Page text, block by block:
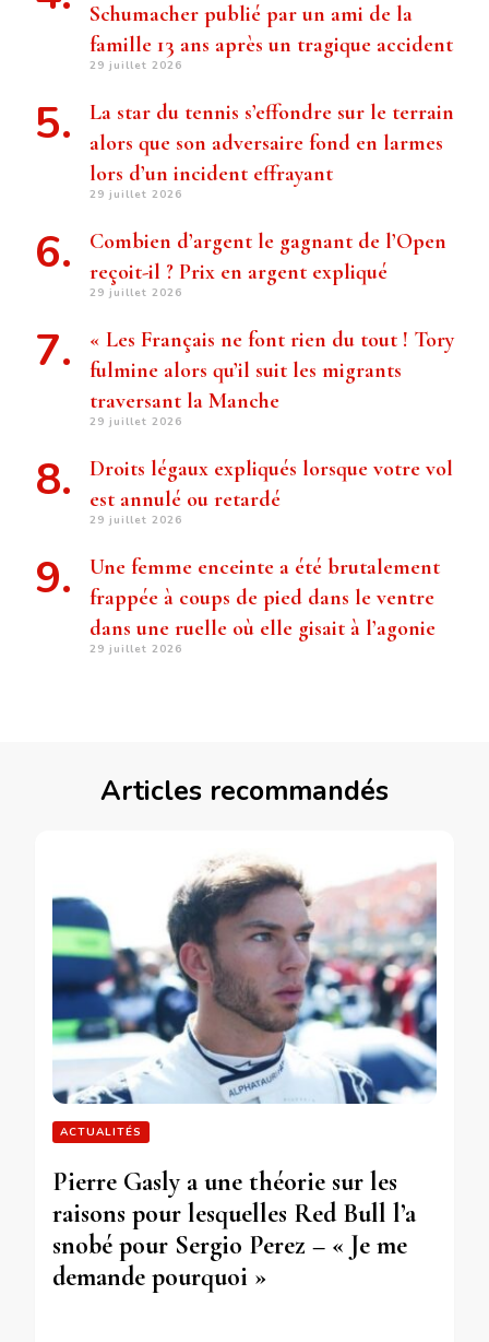
Schumacher publié par un ami de la
famille 13 ans après un tragique accident
29 juillet 2026
La star du tennis s’effondre sur le terrain
alors que son adversaire fond en larmes
lors d’un incident effrayant
29 juillet 2026
Combien d’argent le gagnant de l’Open
reçoit-il ? Prix ​​en argent expliqué
29 juillet 2026
« Les Français ne font rien du tout ! Tory
fulmine alors qu’il suit les migrants
traversant la Manche
29 juillet 2026
Droits légaux expliqués lorsque votre vol
est annulé ou retardé
29 juillet 2026
Une femme enceinte a été brutalement
frappée à coups de pied dans le ventre
dans une ruelle où elle gisait à l’agonie
29 juillet 2026
Articles recommandés
ACTUALITÉS
Pierre Gasly a une théorie sur les
raisons pour lesquelles Red Bull l’a
snobé pour Sergio Perez – « Je me
demande pourquoi »